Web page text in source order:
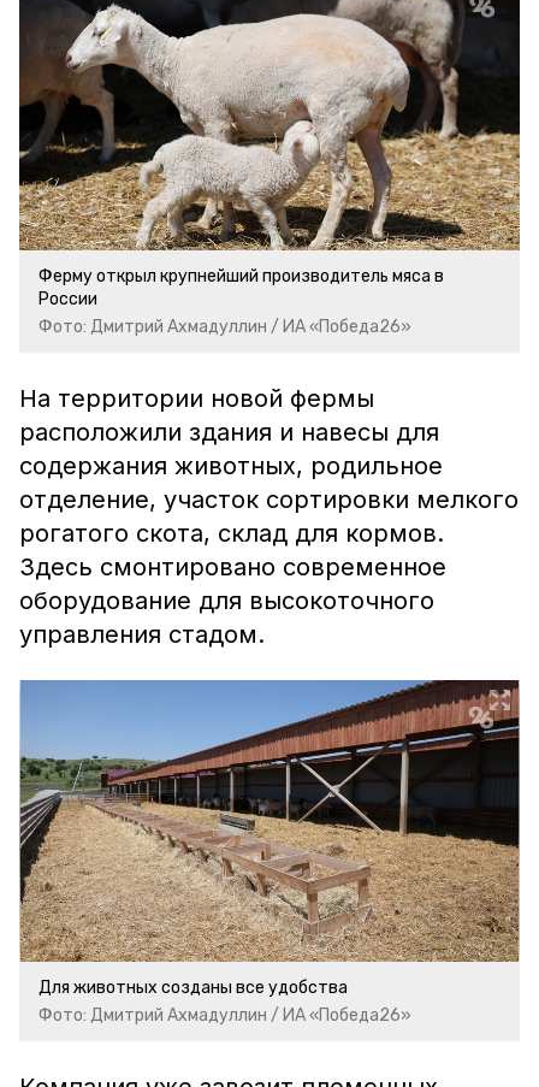
Ферму открыл крупнейший производитель мяса в
России
Фото: Дмитрий Ахмадуллин / ИА «Победа26»
На территории новой фермы
расположили здания и навесы для
содержания животных, родильное
отделение, участок сортировки мелкого
рогатого скота, склад для кормов.
Здесь смонтировано современное
оборудование для высокоточного
управления стадом.
Для животных созданы все удобства
Фото: Дмитрий Ахмадуллин / ИА «Победа26»